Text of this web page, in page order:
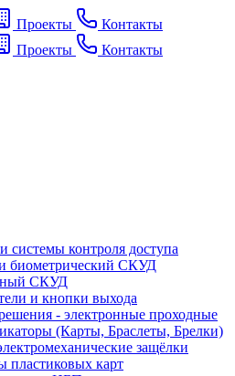
Проекты
Контакты
Проекты
Контакты
системы контроля доступа
биометрический СКУД
СКУД
и кнопки выхода
- электронные проходные
(Карты, Браслеты, Брелки)
защёлки
пластиковых карт